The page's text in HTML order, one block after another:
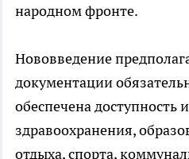
народном фронте.
Нововведение
документации
обеспечена доступность
здравоохранения,
отдыха, спорта,